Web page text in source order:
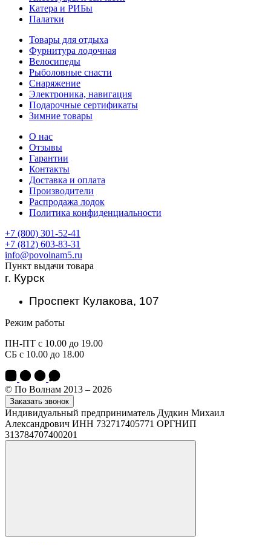
Катера и РИБы
Палатки
Товары для отдыха
Фурнитура лодочная
Велосипеды
Рыболовные снасти
Снаряжение
Электроника, навигация
Подарочные сертификаты
Зимние товары
О нас
Отзывы
Гарантии
Контакты
Доставка и оплата
Производители
Распродажа лодок
Политика конфиденциальности
+7 (800) 301-52-41
+7 (812) 603-83-31
info@povolnam5.ru
Пункт выдачи товара
г. Курск
Проспект Кулакова, 107
Режим работы
ПН-ПТ с 10.00 до 19.00
СБ с 10.00 до 18.00
© По Волнам 2013 – 2026
Заказать звонок
Индивидуальный предприниматель Дудкин Михаил
Александрович ИНН 732717405771 ОРГНИП
313784707400201